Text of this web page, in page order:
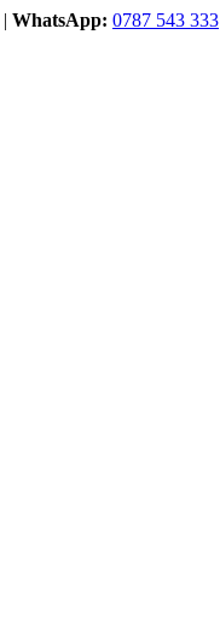
| WhatsApp: 0787 543 333